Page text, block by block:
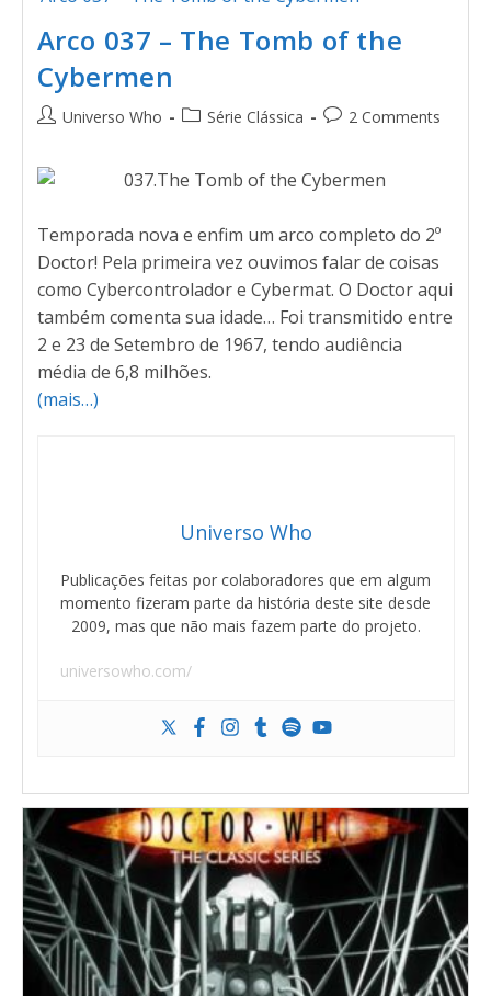
Arco 037 – The Tomb of the
Cybermen
Universo Who Série Clássica 2 Comments
Temporada nova e enfim um arco completo do 2º
Doctor! Pela primeira vez ouvimos falar de coisas
como Cybercontrolador e Cybermat. O Doctor aqui
também comenta sua idade… Foi transmitido entre
2 e 23 de Setembro de 1967, tendo audiência
média de 6,8 milhões.
(mais…)
Universo Who
Publicações feitas por colaboradores que em algum
momento fizeram parte da história deste site desde
2009, mas que não mais fazem parte do projeto.
universowho.com/